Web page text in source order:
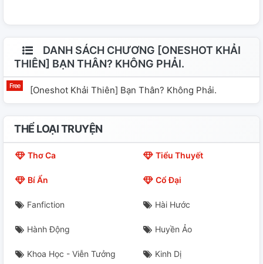
DANH SÁCH CHƯƠNG [ONESHOT KHẢI
THIÊN] BẠN THÂN? KHÔNG PHẢI.
[Oneshot Khải Thiên] Bạn Thân? Không Phải.
THỂ LOẠI TRUYỆN
Thơ Ca Tiểu Thuyết
Bí Ẩn Cổ Đại
Fanfiction Hài Hước
Hành Động Huyền Ảo
Khoa Học - Viễn Tưởng Kinh Dị